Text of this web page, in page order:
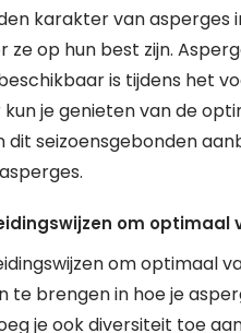
karakter van
op hun best zijn.
is tijdens het
je genieten van de
dit seizoensgebonden
om
om optimaal
te brengen in hoe je
je ook diversiteit toe